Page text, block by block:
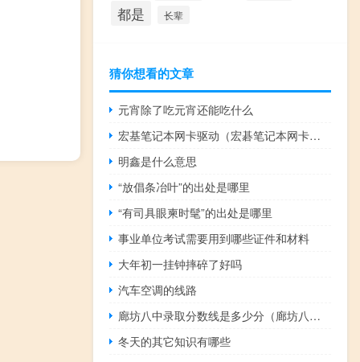
都是 长辈
猜你想看的文章
元宵除了吃元宵还能吃什么
宏基笔记本网卡驱动（宏碁笔记本网卡驱动怎么安装）
明鑫是什么意思
“放倡条冶叶”的出处是哪里
“有司具眼柬时髦”的出处是哪里
事业单位考试需要用到哪些证件和材料
大年初一挂钟摔碎了好吗
汽车空调的线路
廊坊八中录取分数线是多少分（廊坊八中）
冬天的其它知识有哪些